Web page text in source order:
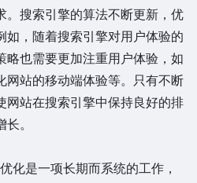
。搜索引擎的算法不断更新，优
如，随着搜索引擎对用户体验的
略也需要更加注重用户体验，如
网站的移动端体验等。只有不断
网站在搜索引擎中保持良好的排
。
是一项长期而系统的工作，